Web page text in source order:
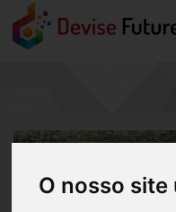
O nosso
validade
dos